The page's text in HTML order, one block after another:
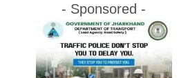
- Sponsored -